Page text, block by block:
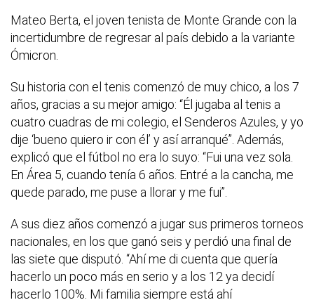
Mateo Berta, el joven tenista de Monte Grande con la
incertidumbre de regresar al país debido a la variante
Ómicron.
Su historia con el tenis comenzó de muy chico, a los 7
años, gracias a su mejor amigo: “Él jugaba al tenis a
cuatro cuadras de mi colegio, el Senderos Azules, y yo
dije ‘bueno quiero ir con él’ y así arranqué”. Además,
explicó que el fútbol no era lo suyo: “Fui una vez sola.
En Área 5, cuando tenía 6 años. Entré a la cancha, me
quede parado, me puse a llorar y me fui”.
A sus diez años comenzó a jugar sus primeros torneos
nacionales, en los que ganó seis y perdió una final de
las siete que disputó. “Ahí me di cuenta que quería
hacerlo un poco más en serio y a los 12 ya decidí
hacerlo 100%. Mi familia siempre está ahí